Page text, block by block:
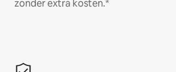
zonder extra kosten.*